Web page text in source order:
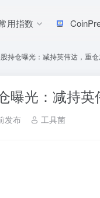
用指数
持仓曝光：减持英伟达，重
曝光：减持
发布 工具菌